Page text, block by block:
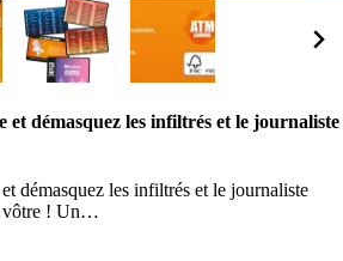
et démasquez les infiltrés et le journaliste
démasquez les infiltrés et le journaliste
vôtre ! Un…